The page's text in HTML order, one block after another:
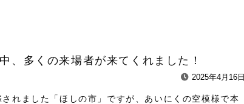
、多くの来場者が来てくれました！
2025年4月16日
れました「ほしの市」ですが、あいにくの空模様で本